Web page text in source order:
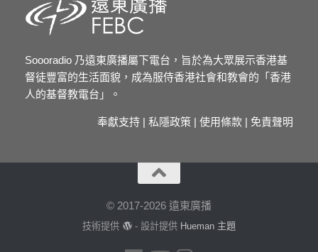
Soooradio 乃遠東廣播屬下電台，旨於為大眾展示香港基
督徒豐富的生活面貌，成為服侍香港社會和教會的「香港
人的基督教電台」。
奉獻支持 | 私隱政策 | 使用條款 | 免責聲明
© 2017-2026 遠東廣播
技術提供 - 設計提供 Hueman 主題